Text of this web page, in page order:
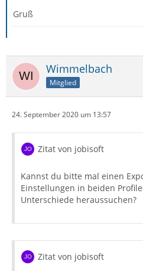
Gruß
Wimmelbach
Mitglied
24. September 2020 um 13:57
Zitat von jobisoft
Kannst du bitte mal einen
Einstellungen in beiden
Unterschiede heraussuchen?
Zitat von jobisoft